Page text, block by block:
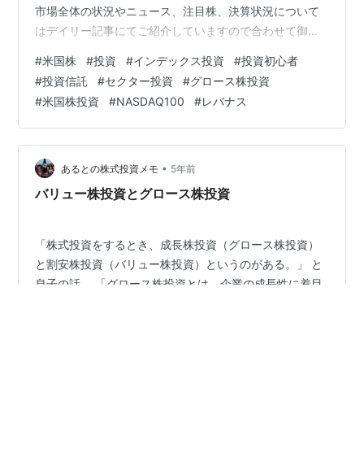
市場全体の状況やニュース、注目株、決算状況について
はデイリー記事にてご紹介していますので合わせて御覧
決算状況についてはこちらから 目次のリンクをクリック
で気になるセクターにジャンプできるわよ 2021年12月27
日の米国株市場全体（S&P500ヒートマップ） 私の金融
資産の推移 昨日のトレード記録 個別銘柄の売買 投資信
託の売買 金融資産の損益 「株式」「投信」比較グラフ
「今月」「今年」の成…
#米国株 #投資 #インデックス投資 #投資初心者
#投資信託 #セクター投資 #グロース株投資
#米国株投資 #NASDAQ100 #レバナス
あるとの株式投資メモ • 5年前
バリュー株投資とグロース株投資